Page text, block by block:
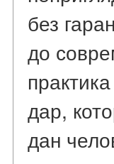
без
до
дар,
дан